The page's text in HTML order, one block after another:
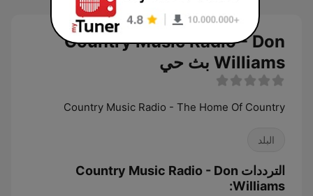
Country Music Radio - Don
Williams بث حي
Country Music Radio - The Home Of Country
البلد
الترددات Country Music Radio - Don
Williams: